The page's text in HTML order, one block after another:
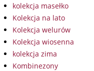
kolekcja masełko
Kolekcja na lato
Kolekcja welurów
Kolekcja wiosenna
kolekcja zima
Kombinezony